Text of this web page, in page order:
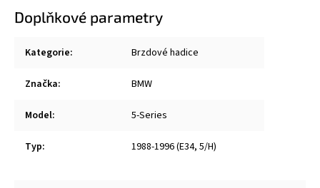
Doplňkové parametry
Kategorie: Brzdové hadice
Značka: BMW
Model: 5-Series
Typ: 1988-1996 (E34, 5/H)